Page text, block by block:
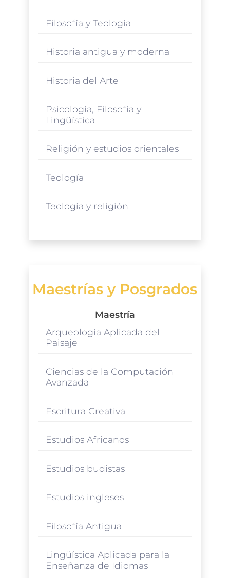
Filosofía y Teología
Historia antigua y moderna
Historia del Arte
Psicología, Filosofía y
Lingüística
Religión y estudios orientales
Teología
Teología y religión
Maestrías y Posgrados
Maestría
Arqueología Aplicada del
Paisaje
Ciencias de la Computación
Avanzada
Escritura Creativa
Estudios Africanos
Estudios budistas
Estudios ingleses
Filosofía Antigua
Lingüística Aplicada para la
Enseñanza de Idiomas